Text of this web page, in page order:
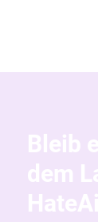
Bleib
dem